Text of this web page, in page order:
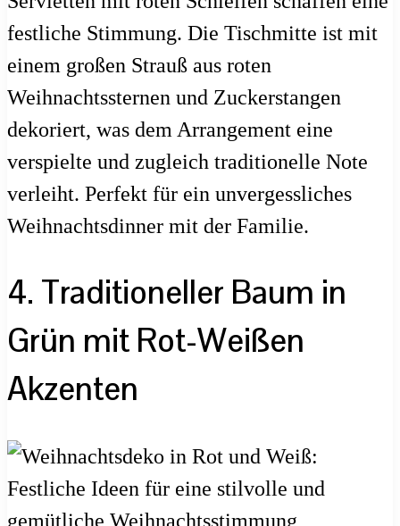
festliche Stimmung. Die Tischmitte ist mit
einem großen Strauß aus roten
Weihnachtssternen und Zuckerstangen
dekoriert, was dem Arrangement eine
verspielte und zugleich traditionelle Note
verleiht. Perfekt für ein unvergessliches
Weihnachtsdinner mit der Familie.
4. Traditioneller Baum in
Grün mit Rot-Weißen
Akzenten